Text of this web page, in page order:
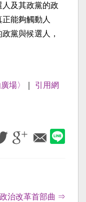
及其政黨的政
能夠觸動人
黨與候選人，
場〉
引用網
治改革首部曲 ⇒